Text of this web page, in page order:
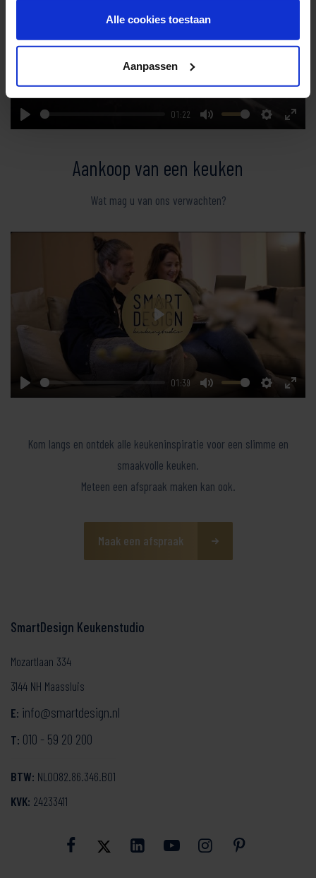
Alle cookies toestaan
Aanpassen
Play
01:22
Mute Settings
Enter
Play
Aankoop van een keuken
Wat mag u van ons verwachten?
Play
01:39
Mute Settings
Enter
Play
Kom langs en ontdek alle keukeninspiratie voor een slimme en
smaakvolle keuken.
Meteen een afspraak maken kan ook.
Maak een afspraak
SmartDesign Keukenstudio
Mozartlaan 334
3144 NH Maassluis
E: info@smartdesign.nl
T: 010 - 59 20 200
BTW: NL0082.86.346.B01
KVK: 24233411